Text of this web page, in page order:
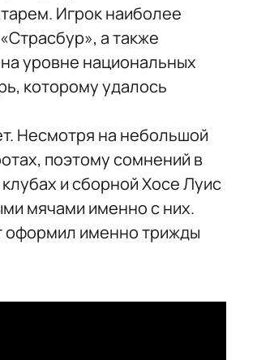
Игрок наиболее
а также
уровне национальных
которому удалось
Несмотря на небольшой
поэтому сомнений в
и сборной Хосе Луис
мячами именно с них.
оформил именно трижды